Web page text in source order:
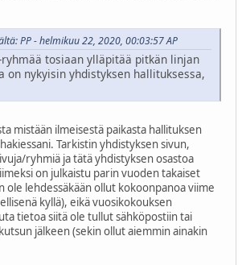
PP - helmikuu 22, 2020, 00:03:57 AP
ryhmää tosiaan ylläpitää pitkän linjan
on nykyisin yhdistyksen hallituksessa,
mistään ilmeisestä paikasta hallituksen
Tarkistin yhdistyksen sivun,
ryhmiä ja tätä yhdistyksen osastoa
on julkaistu parin vuoden takaiset
ole lehdessäkään ollut kokoonpanoa viime
kyllä), eikä vuosikokouksen
tietoa siitä ole tullut sähköpostiin tai
jälkeen (sekin ollut aiemmin ainakin